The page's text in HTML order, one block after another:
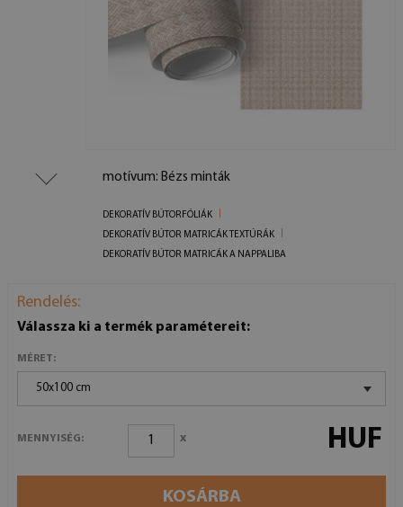
motívum: Bézs minták
DEKORATÍV BÚTORFÓLIÁK
DEKORATÍV BÚTOR MATRICÁK TEXTÚRÁK
DEKORATÍV BÚTOR MATRICÁK A NAPPALIBA
Rendelés:
Válassza ki a termék paramétereit:
MÉRET:
50x100 cm
MENNYISÉG: x HUF
KOSÁRBA